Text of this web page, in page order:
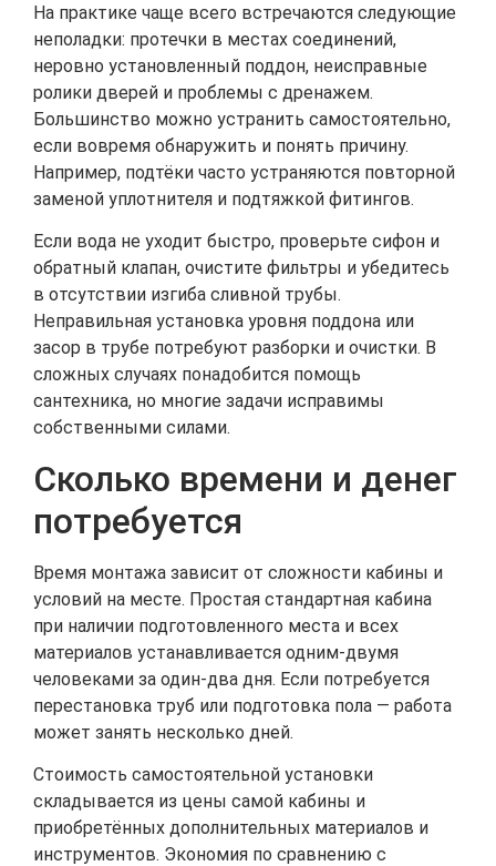
На практике чаще всего встречаются следующие
неполадки: протечки в местах соединений,
неровно установленный поддон, неисправные
ролики дверей и проблемы с дренажем.
Большинство можно устранить самостоятельно,
если вовремя обнаружить и понять причину.
Например, подтёки часто устраняются повторной
заменой уплотнителя и подтяжкой фитингов.
Если вода не уходит быстро, проверьте сифон и
обратный клапан, очистите фильтры и убедитесь
в отсутствии изгиба сливной трубы.
Неправильная установка уровня поддона или
засор в трубе потребуют разборки и очистки. В
сложных случаях понадобится помощь
сантехника, но многие задачи исправимы
собственными силами.
Сколько времени и денег
потребуется
Время монтажа зависит от сложности кабины и
условий на месте. Простая стандартная кабина
при наличии подготовленного места и всех
материалов устанавливается одним-двумя
человеками за один-два дня. Если потребуется
перестановка труб или подготовка пола — работа
может занять несколько дней.
Стоимость самостоятельной установки
складывается из цены самой кабины и
приобретённых дополнительных материалов и
инструментов. Экономия по сравнению с